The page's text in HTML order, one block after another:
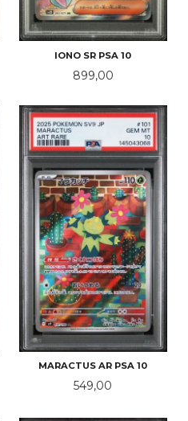
IONO SR PSA 10
Pris
899,00
MARACTUS AR PSA 10
Pris
549,00